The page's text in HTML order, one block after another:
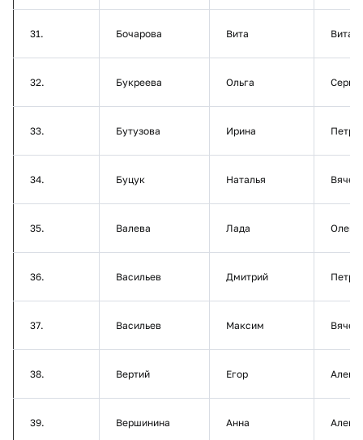
31. Бочарова Вита
32. Букреева Ольга
33. Бутузова Ирина
34. Буцук Наталья
35. Валева Лада
36. Васильев Дмитрий
37. Васильев Максим
38. Вертий Егор
39. Вершинина Анна